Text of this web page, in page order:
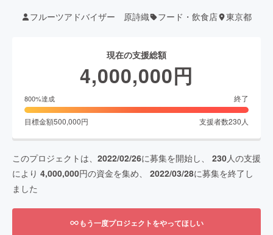
フルーツアドバイザー 原詩織 フード・飲食店 東京都
現在の支援総額
4,000,000円
800%達成 終了
目標金額500,000円 支援者数230 人
このプロジェクトは、 2022/02/26に募集を開始し、 230人の支援
により 4,000,000円の資金を集め、 2022/03/28に募集を終了し
ました
もう一度プロジェクトをやってほしい